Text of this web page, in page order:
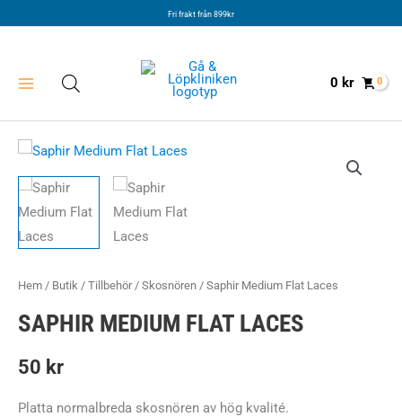
Fri frakt från 899kr
0 kr
Hem / Butik / Tillbehör/ Skosnören / Saphir Medium Flat Laces
SAPHIR MEDIUM FLAT LACES
50 kr
Platta normalbreda skosnören av hög kvalité.